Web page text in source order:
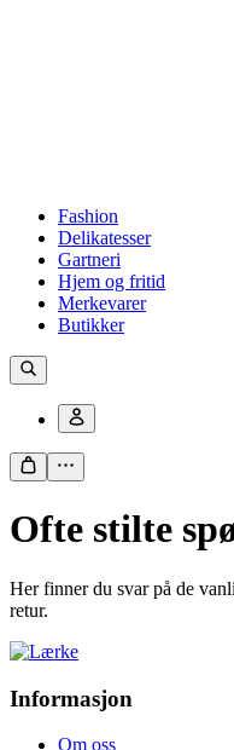
Fashion
Delikatesser
Gartneri
Hjem og fritid
Merkevarer
Butikker
Ofte stilte
Her finner du svar på de
retur.
Informasjon
Om oss